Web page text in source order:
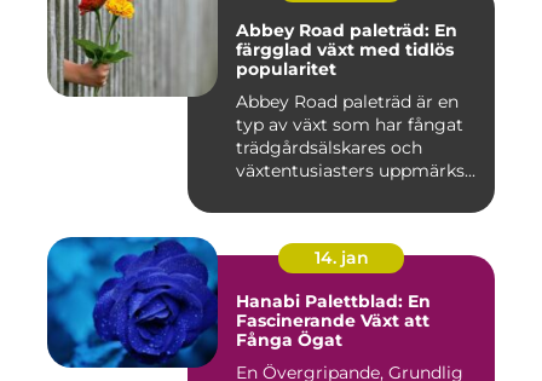
Abbey Road paleträd: En
färgglad växt med tidlös
popularitet
Abbey Road paleträd är en
typ av växt som har fångat
trädgårdsälskares och
växtentusiasters uppmärks...
14. jan
Hanabi Palettblad: En
Fascinerande Växt att
Fånga Ögat
En Övergripande, Grundlig